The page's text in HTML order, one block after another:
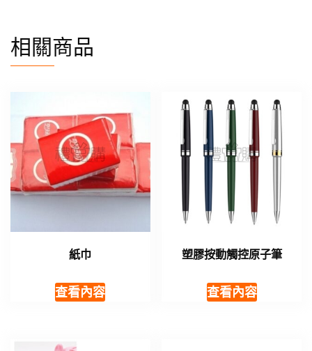
相關商品
紙巾
查看內容
塑膠按動觸控原子筆
查看內容